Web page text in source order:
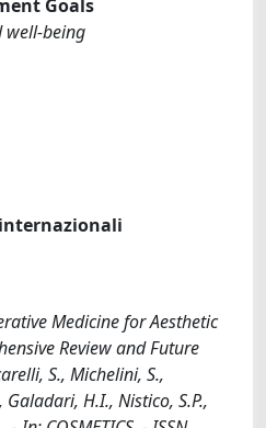
Goals
well-being
Medicine for Aesthetic
Review and Future
S., Michelini, S.,
H.I., Nistico, S.P.,